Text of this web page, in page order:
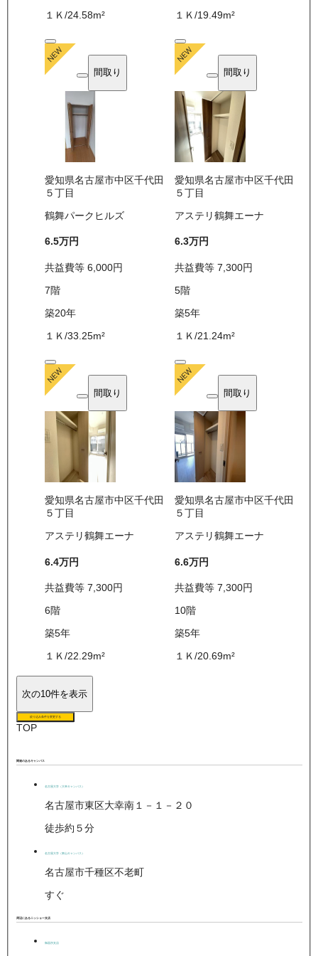
１Ｋ /24.58m² １Ｋ/19.49m²
間取り
愛知県名古屋市中区千代田
５丁目
鶴舞パークヒルズ
6.5万円
共益費等 6,000円
7階
築20年
１Ｋ /33.25m²
間取り
愛知県名古屋市中区千代田
５丁目
アステリ鶴舞エーナ
6.3万円
共益費等7,300円
5階
築5年
１Ｋ/21.24m²
間取り
愛知県名古屋市中区千代田
５丁目
アステリ鶴舞エーナ
6.4万円
共益費等 7,300円
6階
築5年
１Ｋ/22.29m²
間取り
愛知県名古屋市中区千代田
５丁目
アステリ鶴舞エーナ
6.6万円
共益費等7,300円
10階
築5年
１Ｋ/20.69m²
次の10件を表示
絞り込み条件を変更する
TOP
関連のあるキャンパス
名古屋大学（大幸キャンパス）
名古屋市東区大幸南１－１－２０
徒歩約５分
名古屋大学（東山キャンパス）
名古屋市千種区不老町
すぐ
周辺にあるニッショー支店
御器所支店